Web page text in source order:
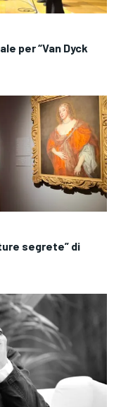
per “Van Dyck
segrete” di